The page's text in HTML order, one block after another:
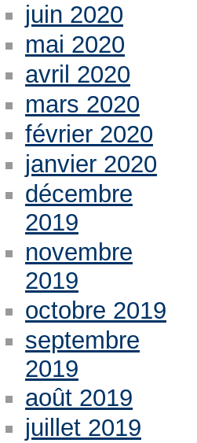
juin 2020
mai 2020
avril 2020
mars 2020
février 2020
janvier 2020
décembre
2019
novembre
2019
octobre 2019
septembre
2019
août 2019
juillet 2019